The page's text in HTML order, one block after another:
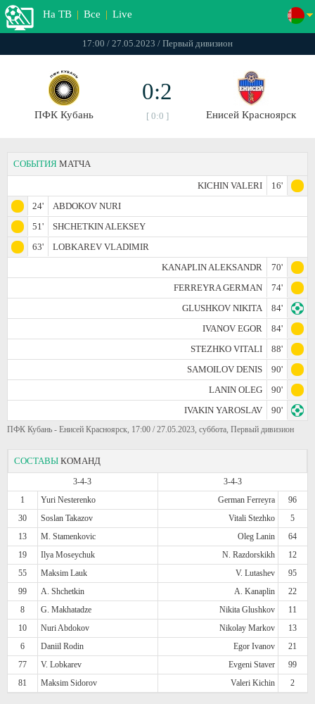
На ТВ | Все | Live
17:00 / 27.05.2023 / Первый дивизион
ПФК Кубань
0:2
[ 0:0 ] Енисей Красноярск
СОБЫТИЯ МАТЧА
KICHIN VALERI
16'
24'
ABDOKOV NURI
51'
SHCHETKIN ALEKSEY
63'
LOBKAREV VLADIMIR
KANAPLIN ALEKSANDR
70'
FERREYRA GERMAN
74'
GLUSHKOV NIKITA
84'
IVANOV EGOR
84'
STEZHKO VITALI
88'
SAMOILOV DENIS
90'
LANIN OLEG
90'
IVAKIN YAROSLAV
90'
ПФК Кубань - Енисей Красноярск, 17:00 / 27.05.2023, суббота, Первый дивизион
СОСТАВЫ КОМАНД
3-4-3
3-4-3
1
Yuri Nesterenko German Ferreyra
96
30
Soslan Takazov Vitali Stezhko
5
13
M. Stamenkovic Oleg Lanin
64
19
Ilya Moseychuk N. Razdorskikh
12
55
Maksim Lauk V. Lutashev
95
99
A. Shchetkin A. Kanaplin
22
8
G. Makhatadze Nikita Glushkov
11
10
Nuri Abdokov Nikolay Markov
13
6
Daniil Rodin Egor Ivanov
21
77
V. Lobkarev Evgeni Staver
99
81
Maksim Sidorov Valeri Kichin 2